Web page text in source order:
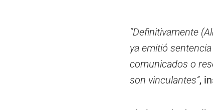
“Definitivamente
ya emitió
comunicados o
son vinculantes”,